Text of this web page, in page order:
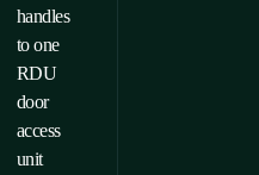
handles
to one
RDU
door
access
unit